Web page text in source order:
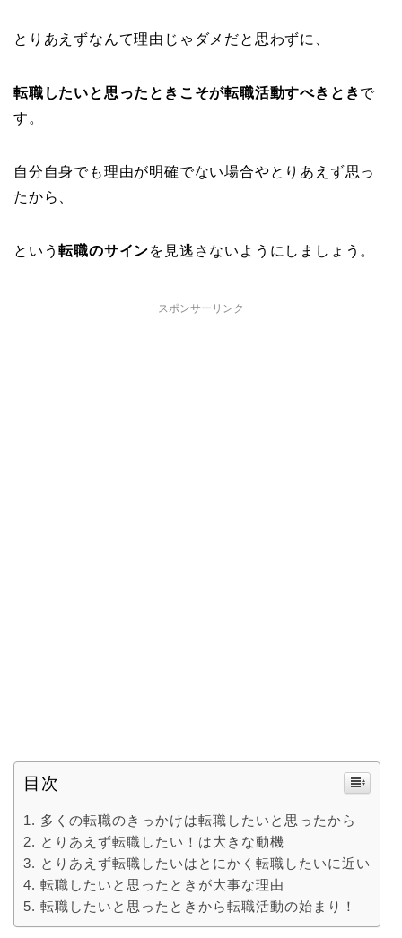
とりあえずなんて理由じゃダメだと思わずに、
転職したいと思ったときこそが転職活動すべきときで
す。
自分自身でも理由が明確でない場合やとりあえず思っ
たから、
という転職のサインを見逃さないようにしましょう。
スポンサーリンク
目次
多くの転職のきっかけは転職したいと思ったから
とりあえず転職したい！は大きな動機
とりあえず転職したいはとにかく転職したいに近い
転職したいと思ったときが大事な理由
転職したいと思ったときから転職活動の始まり！